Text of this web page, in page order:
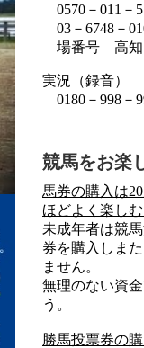
0570－011－
03－6748－
場番号 高
実況（録音）
0180－998－
競馬をお楽
馬券の購入は
ほどよく楽し
未成年者は競
券を購入しま
ません。
無理のない資
う。
勝馬投票券の